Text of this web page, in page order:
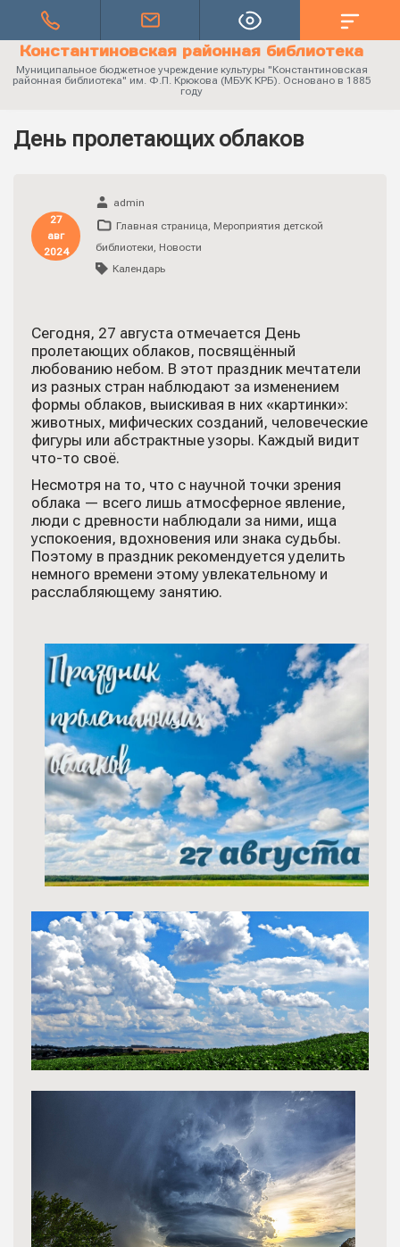
Константиновская районная библиотека
Муниципальное бюджетное учреждение культуры "Константиновская
районная библиотека" им. Ф.П. Крюкова (МБУК КРБ). Основано в 1885
году
День пролетающих облаков
27
авг
2024
admin
Главная страница, Мероприятия детской
библиотеки, Новости
Календарь
Сегодня, 27 августа отмечается День
пролетающих облаков, посвящённый
любованию небом. В этот праздник мечтатели
из разных стран наблюдают за изменением
формы облаков, выискивая в них «картинки»:
животных, мифических созданий, человеческие
фигуры или абстрактные узоры. Каждый видит
что-то своё.
Несмотря на то, что с научной точки зрения
облака — всего лишь атмосферное явление,
люди с древности наблюдали за ними, ища
успокоения, вдохновения или знака судьбы.
Поэтому в праздник рекомендуется уделить
немного времени этому увлекательному и
расслабляющему занятию.